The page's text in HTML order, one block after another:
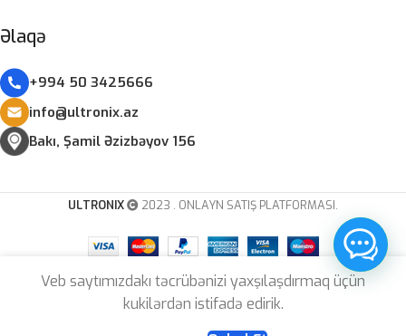
Əlaqə
+994 50 3425666
info@ultronix.az
Bakı, Şamil Əzizbəyov 156
ULTRONIX 2023 . ONLAYN SATIŞ PLATFORMASI.
Veb saytımızdakı təcrübənizi yaxşılaşdırmaq üçün
kukilərdən istifadə edirik.
274.00₼
Kömək lazımdır?